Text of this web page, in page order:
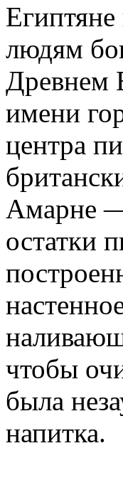
людям
Древнем
имени
центра
Амарне —
остатки
чтобы
была
напитка.